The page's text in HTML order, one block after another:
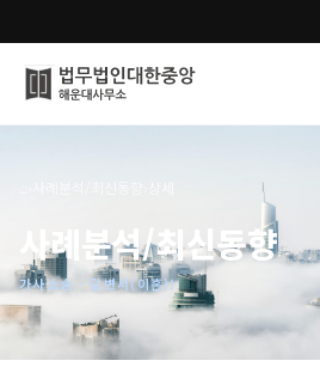
오시는 길
통합검색
사례분석/최신동향
가사소송 - 답변서(이혼)!